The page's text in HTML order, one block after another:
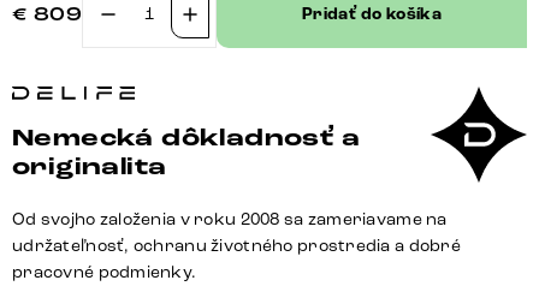
€ 809
množstvo
stolík
135x40
cm
mramor
čierna
strieborná
Pridať do košíka
Nemecká dôkladnosť a
originalita
Od svojho založenia v roku 2008 sa zameriavame na
udržateľnosť, ochranu životného prostredia a dobré
pracovné podmienky.